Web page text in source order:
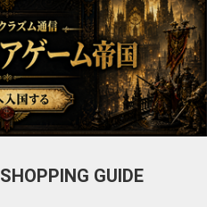
SHOPPING GUIDE